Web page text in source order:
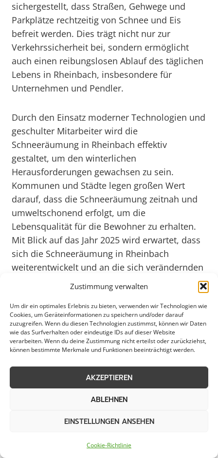
Zustimmung verwalten
Um dir ein optimales Erlebnis zu bieten, verwenden wir Technologien wie
Cookies, um Geräteinformationen zu speichern und/oder darauf
zuzugreifen. Wenn du diesen Technologien zustimmst, können wir Daten
wie das Surfverhalten oder eindeutige IDs auf dieser Website
verarbeiten. Wenn du deine Zustimmung nicht erteilst oder zurückziehst,
können bestimmte Merkmale und Funktionen beeinträchtigt werden.
AKZEPTIEREN
ABLEHNEN
EINSTELLUNGEN ANSEHEN
Cookie-Richtlinie
sichergestellt, dass Straßen, Gehwege und
Parkplätze rechtzeitig von Schnee und Eis
befreit werden. Dies trägt nicht nur zur
Verkehrssicherheit bei, sondern ermöglicht
auch einen reibungslosen Ablauf des täglichen
Lebens in Rheinbach, insbesondere für
Unternehmen und Pendler.
Durch den Einsatz moderner Technologien und
geschulter Mitarbeiter wird die
Schneeräumung in Rheinbach effektiv
gestaltet, um den winterlichen
Herausforderungen gewachsen zu sein.
Kommunen und Städte legen großen Wert
darauf, dass die Schneeräumung zeitnah und
umweltschonend erfolgt, um die
Lebensqualität für die Bewohner zu erhalten.
Mit Blick auf das Jahr 2025 wird erwartet, dass
sich die Schneeräumung in Rheinbach
weiterentwickelt und an die sich verändernden
Witterungsbedingungen anpasst, um auch
zukünftig einen reibungslosen Winterdienst
sicherzustellen.
Effektive
Schneeräumungslösungen für die
Region Rheinbach
entscheidender Bedeutung, um die Sicherheit